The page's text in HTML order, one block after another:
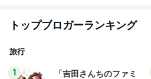
トップブロガーランキング
旅行
1
「吉田さんちのファミ